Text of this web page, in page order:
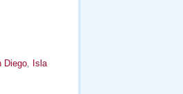
Diego,
Isla